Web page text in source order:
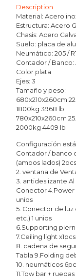
Description
Material: Acero
Estructura: Acero
Chasis: Acero
Suelo: placa de
Neumático: 205 /
Contador /
Color plata
Ejes: 3
Tamaño y peso:
680x210x260cm
1800kg 3968 lb
780x210x260cm
2000kg 4409 lb
Configuración
Contador / banco
(ambos lados) 2pcs
2. ventana de
3. antideslizante Al
Conector 4.Power
unids
5. Conector de luz
etc.) 1 unids
6.Supporting
7.Ceiling light x1pcs
8. cadena de
Tabla 9.Folding
10. neumáticos
11.Tow bar +